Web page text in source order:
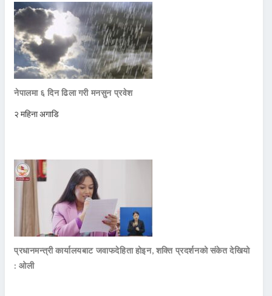
नेपालमा ६ दिन ढिला गरी मनसुन प्रवेश
२ महिना अगाडि
प्रधानमन्त्री कार्यालयबाट जवाफदेहिता होइन, शक्ति प्रदर्शनको संकेत देखियो
: ओली